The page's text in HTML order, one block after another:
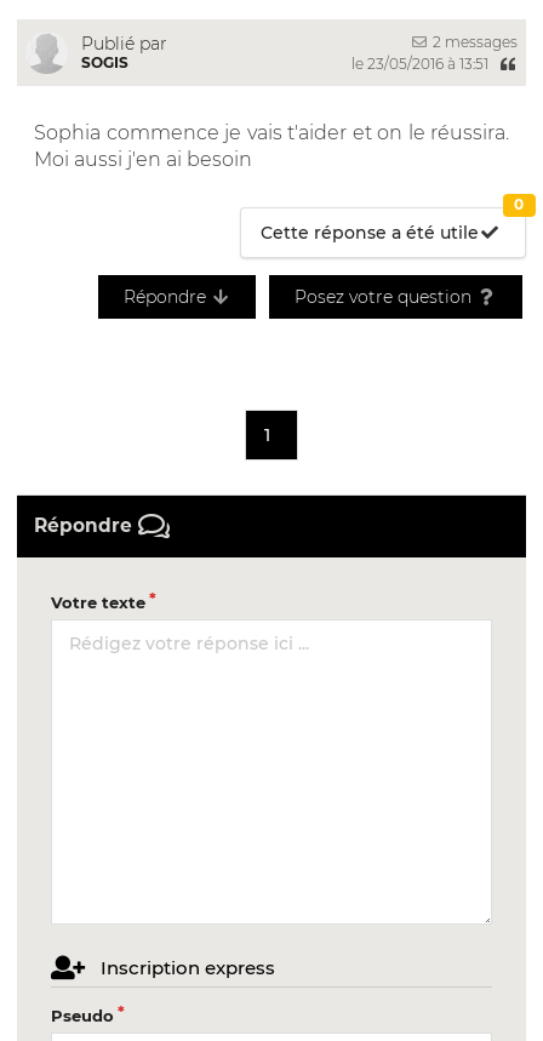
Publié par
SOGIS
2 messages
le 23/05/2016 à 13:51
Sophia commence je vais t'aider et on le réussira.
Moi aussi j'en ai besoin
Cette réponse a été utile
0
Répondre Posez votre question
1
Répondre
Votre texte
Inscription express
Pseudo